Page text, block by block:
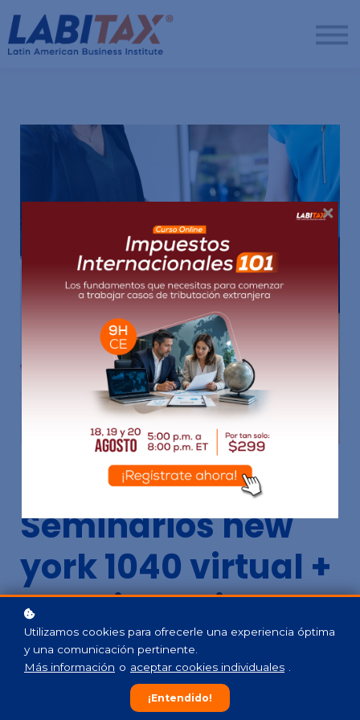
LabitaxVIP
Diamond
Regístrate
Ingresar
Promoción
Seminarios new
york 1040 virtual +
san diego virtual
Add your short bundle description here
Inscribirse $1,398 $999
Utilizamos cookies para ofrecerle una experiencia óptima
y una comunicación pertinente.
Más información o aceptar cookies individuales
¡Entendido!